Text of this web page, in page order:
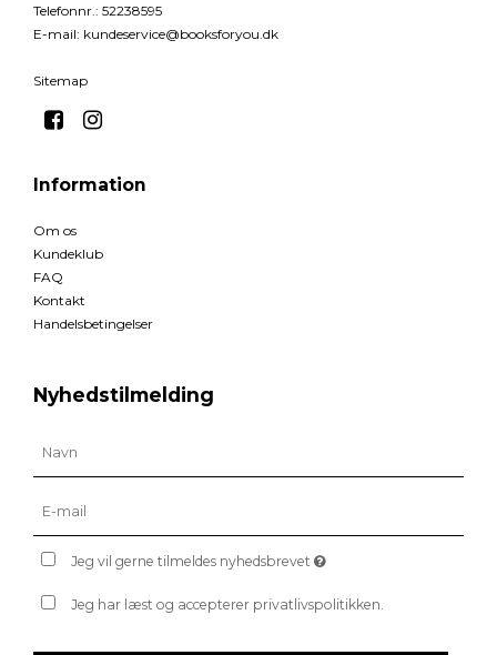
Telefonnr. : 52238595
E-mail: kundeservice@booksforyou.dk
Sitemap
Information
Om os
Kundeklub
FAQ
Kontakt
Handelsbetingelser
Nyhedstilmelding
Jeg vil gerne tilmeldes nyhedsbrevet
Jeg har læst og accepterer privatlivspolitikken.